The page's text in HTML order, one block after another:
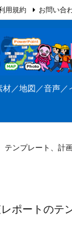
／地図／音声／
用規約 お問い合
テンプレート、計
ポートのテ